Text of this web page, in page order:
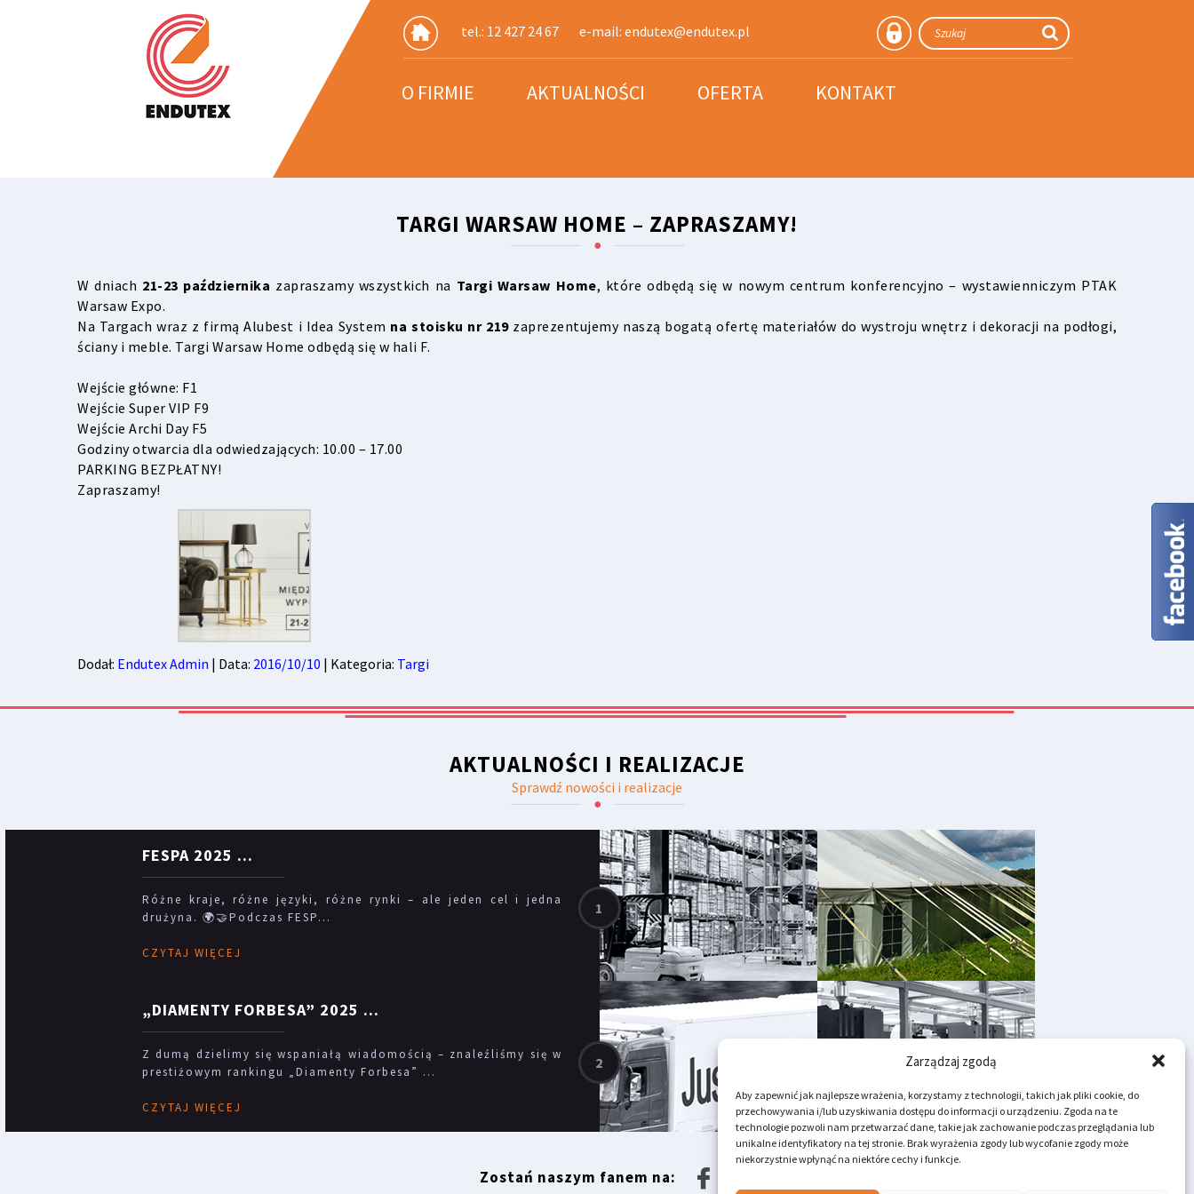
Zarządzaj zgodą
Aby zapewnić jak najlepsze wrażenia, korzystamy z technologii, takich jak pliki cookie, do
przechowywania i/lub uzyskiwania dostępu do informacji o urządzeniu. Zgoda na te
technologie pozwoli nam przetwarzać dane, takie jak zachowanie podczas przeglądania lub
unikalne identyfikatory na tej stronie. Brak wyrażenia zgody lub wycofanie zgody może
niekorzystnie wpłynąć na niektóre cechy i funkcje.
tel.: 12 427 24 67 e-mail: endutex@endutex.pl
O FIRMIE AKTUALNOŚCI OFERTA KONTAKT
TARGI WARSAW HOME – ZAPRASZAMY!
W dniach 21-23 października zapraszamy wszystkich na Targi Warsaw Home, które odbędą się w nowym centrum konferencyjno – wystawienniczym PTAK
Warsaw Expo.
Na Targach wraz z firmą Alubest i Idea System na stoisku nr 219zaprezentujemy naszą bogatą ofertę materiałów do wystroju wnętrz i dekoracji na podłogi,
ściany i meble. Targi Warsaw Home odbędą się w hali F.
Wejście główne: F1
Wejście Super VIP F9
Wejście Archi Day F5
Godziny otwarcia dla odwiedzających: 10.00 – 17.00
PARKING BEZPŁATNY!
Zapraszamy!
Dodał: Endutex Admin | Data: 2016/10/10 | Kategoria: Targi
AKTUALNOŚCI I REALIZACJE
Sprawdź nowości i realizacje
FESPA 2025 ...
Różne kraje, różne języki, różne rynki – ale jeden cel i jedna
drużyna. 🌍🤝Podczas FESP...
CZYTAJ WIĘCEJ
„DIAMENTY FORBESA” 2025 ...
Z dumą dzielimy się wspaniałą wiadomością – znaleźliśmy się w
prestiżowym rankingu „Diamenty Forbesa” ...
CZYTAJ WIĘCEJ
Zostań naszym fanem na: